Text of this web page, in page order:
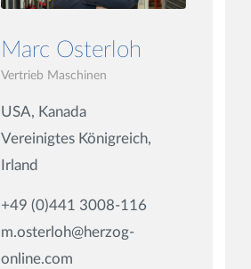
Marc Osterloh
Vertrieb Maschinen
USA, Kanada
Vereinigtes Königreich,
Irland
+49 (0)441 3008-116
m.osterloh@herzog-
online.com